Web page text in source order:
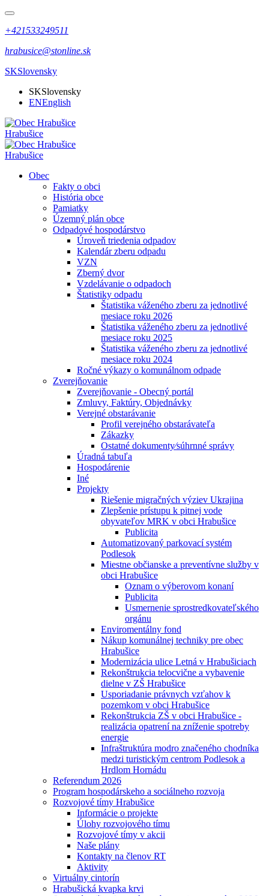
+421533249511
hrabusice@stonline.sk
SKSlovensky
SKSlovensky
ENEnglish
Hrabušice
Hrabušice
Obec
Fakty o obci
História obce
Pamiatky
Územný plán obce
Odpadové hospodárstvo
Úroveň triedenia odpadov
Kalendár zberu odpadu
VZN
Zberný dvor
Vzdelávanie o odpadoch
Štatistiky odpadu
Štatistika váženého zberu za jednotlivé
mesiace roku 2026
Štatistika váženého zberu za jednotlivé
mesiace roku 2025
Štatistika váženého zberu za jednotlivé
mesiace roku 2024
Ročné výkazy o komunálnom odpade
Zverejňovanie
Zverejňovanie - Obecný portál
Zmluvy, Faktúry, Objednávky
Verejné obstarávanie
Profil verejného obstarávateľa
Zákazky
Ostatné dokumenty⁄súhrnné správy
Úradná tabuľa
Hospodárenie
Iné
Projekty
Riešenie migračných výziev Ukrajina
Zlepšenie prístupu k pitnej vode
obyvateľov MRK v obci Hrabušice
Publicita
Automatizovaný parkovací systém
Podlesok
Miestne občianske a preventívne služby v
obci Hrabušice
Oznam o výberovom konaní
Publicita
Usmernenie sprostredkovateľského
orgánu
Enviromentálny fond
Nákup komunálnej techniky pre obec
Hrabušice
Modernizácia ulice Letná v Hrabušiciach
Rekonštrukcia telocvične a vybavenie
dielne v ZŠ Hrabušice
Usporiadanie právnych vzťahov k
pozemkom v obci Hrabušice
Rekonštrukcia ZŠ v obci Hrabušice -
realizácia opatrení na zníženie spotreby
energie
Infraštruktúra modro značeného chodníka
medzi turistickým centrom Podlesok a
Hrdlom Hornádu
Referendum 2026
Program hospodárskeho a sociálneho rozvoja
Rozvojové tímy Hrabušice
Informácie o projekte
Úlohy rozvojového tímu
Rozvojové tímy v akcii
Naše plány
Kontakty na členov RT
Aktivity
Virtuálny cintorín
Hrabušická kvapka krvi